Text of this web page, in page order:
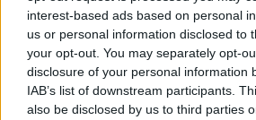
interest-based ads based on personal
us or personal information disclosed to
your opt-out. You may separately opt-
disclosure of your personal information
IAB’s list of downstream participants.
also be disclosed by us to third parties